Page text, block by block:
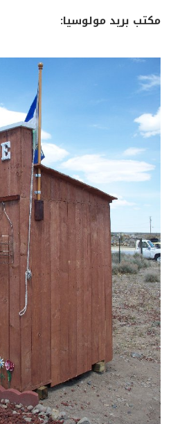
مكتب بريد مولوسيا: